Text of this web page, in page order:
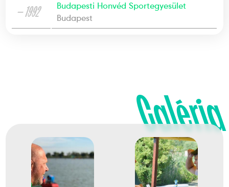
— 1992
Budapesti Honvéd Sportegyesület
Budapest
Galéria